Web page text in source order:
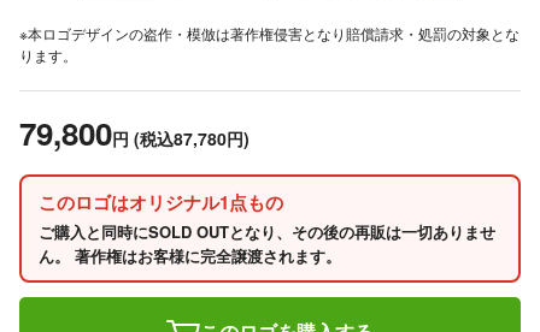
※本ロゴデザインの盗作・模倣は著作権侵害となり賠償請求・処罰の対象とな
ります。
79,800円 (税込87,780円)
このロゴはオリジナル1点もの
ご購入と同時にSOLD OUTとなり、その後の再販は一切ありませ
ん。 著作権はお客様に完全譲渡されます。